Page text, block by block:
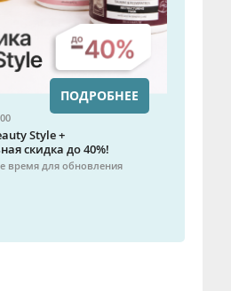
Style +
скидка до 40%!
время для обновления
ПОДРОБНЕЕ